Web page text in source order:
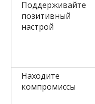
Поддерживайте
позитивный
настрой
Находите
компромиссы